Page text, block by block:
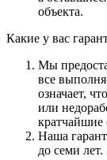
объекта.
Какие у вас
Мы
все
означает,
или
кратчайшие
Наша
до семи